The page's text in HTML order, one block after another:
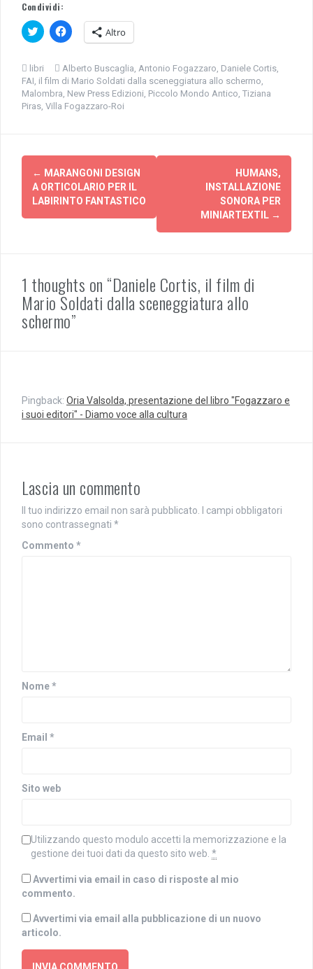
Condividi:
F
a
l
i
c
q
u
i
o
d
v
i
e
i
t
t
e
r
(
n
u
n
f
i
e
s
t
a
F
a
i
c
p
e
r
i
v
i
d
e
r
s
o
o
k
(
S
i
u
n
a
n
n
e
t
r
a
Altro
libri Alberto Buscaglia, Antonio Fogazzaro, Daniele Cortis,
FAI, il film di Mario Soldati dalla sceneggiatura allo schermo,
Malombra, New Press Edizioni, Piccolo Mondo Antico, Tiziana
Piras, Villa Fogazzaro-Roi
Navigazione
articolo
← MARANGONI DESIGN
A ORTICOLARIO PER IL
LABIRINTO FANTASTICO
HUMANS,
INSTALLAZIONE
SONORA PER
MINIARTEXTIL →
1 thoughts on “Daniele Cortis, il film di
Mario Soldati dalla sceneggiatura allo
schermo”
Pingback: Oria Valsolda, presentazione del libro "Fogazzaro e
i suoi editori" - Diamo voce alla cultura
Lascia un commento
Il tuo indirizzo email non sarà pubblicato.
I campi obbligatori
sono contrassegnati *
Commento *
Nome*
Email *
Sito web
Utilizzando questo modulo accetti la memorizzazione e la
gestione dei tuoi dati da questo sito web. *
Avvertimi via email in caso di risposte al mio
commento.
Avvertimi via email alla pubblicazione di un nuovo
articolo.